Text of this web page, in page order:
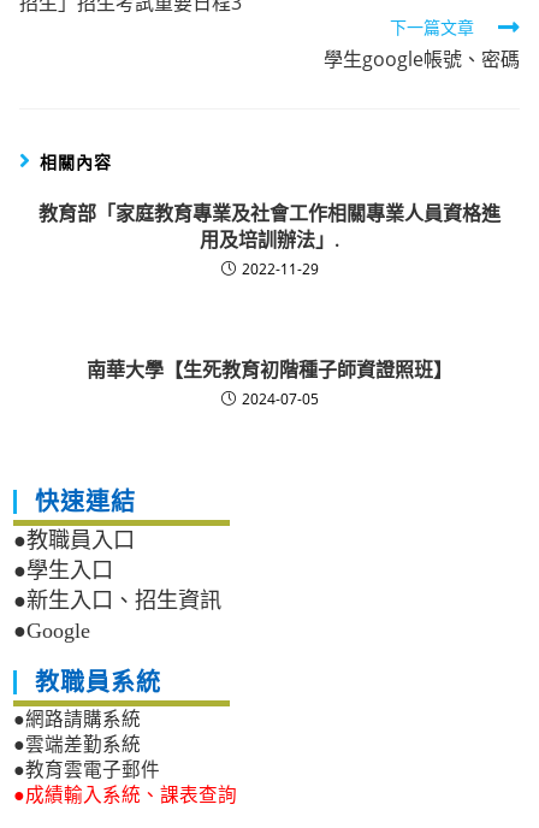
articles 下一篇文章
學生google帳號、密碼
相關內容
教育部「家庭教育專業及社會工作相關專業人員資格進
用及培訓辦法」.
2022-11-29
南華大學【生死教育初階種子師資證照班】
2024-07-05
快速連結
●教職員入口
●學生入口
●新生入口、招生資訊
●Google
教職員系統
●網路請購系統
●雲端差勤系統
●教育雲電子郵件
●成績輸入系統、課表查詢